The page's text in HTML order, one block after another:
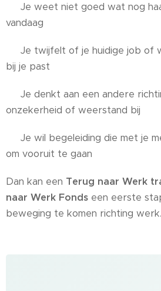
✔ Je weet niet goed wat nog
vandaag
✔ Je twijfelt of je huidige job of
bij je past
✔ Je denkt aan een andere
onzekerheid of weerstand bij
✔ Je wil begeleiding die met je
om vooruit te gaan
Dan kan een Terug naar Werk
naar Werk Fonds een eerste
beweging te komen richting werk.